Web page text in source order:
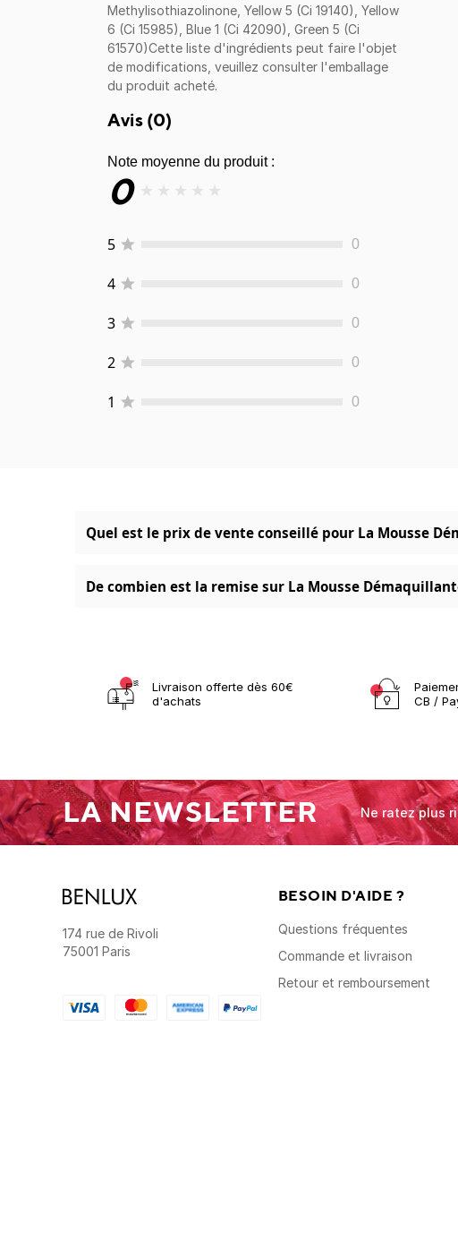
Methylisothiazolinone, Yellow 5 (Ci 19140), Yellow
6 (Ci 15985), Blue 1 (Ci 42090), Green 5 (Ci
61570)Cette liste d'ingrédients peut faire l'objet
de modifications, veuillez consulter l'emballage
du produit acheté.
Avis (0)
Note moyenne du produit :
0 ★ ★ ★ ★ ★
5 0
4 0
3 0
2 0
1
0
Quel est le prix de vente conseillé pour La Mousse
De combien est la remise sur La Mousse
Livraison offerte dès 60€
d'achats
CB /
LA NEWSLETTER Ne ratez plus
174 rue de Rivoli
75001 Paris
BESOIN D'AIDE ?
Questions fréquentes
Commande et livraison
Retour et remboursement